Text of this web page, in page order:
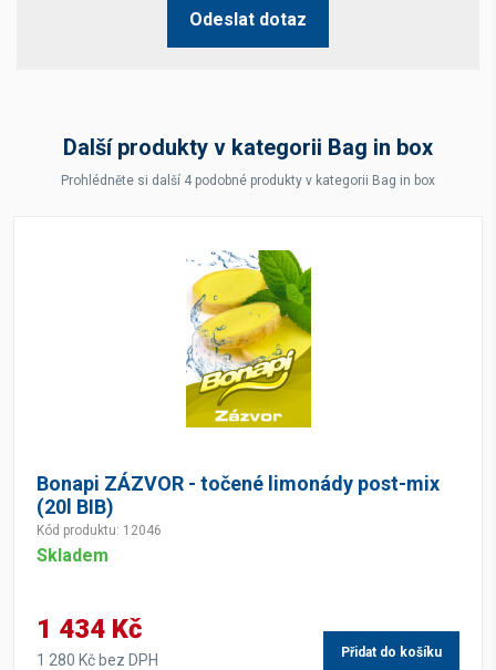
Odeslat dotaz
Další produkty v kategorii Bag in box
Prohlédněte si další 4 podobné produkty v kategorii Bag in box
Bonapi ZÁZVOR - točené limonády post-mix
(20l BIB)
Kód produktu: 12046
Skladem
1 434 Kč
1 280 Kč bez DPH Přidat do košíku